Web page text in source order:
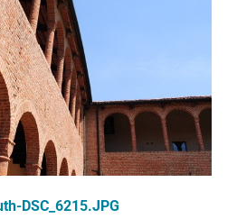
DSC_6215.JPG